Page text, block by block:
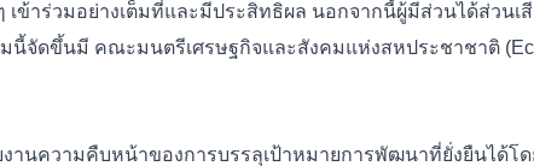
ข้าร่วมอย่างเต็มที่และมีประสิทธิผล นอกจากนี้ผู้มีส่วนได้ส่วนเ
นี้จัดขึ้นมี คณะมนตรีเศรษฐกิจและสังคมแห่งสหประชาชาติ
งานความคืบหน้าของการบรรลุเป้าหมายการพัฒนาที่ยั่งยืนได้โ